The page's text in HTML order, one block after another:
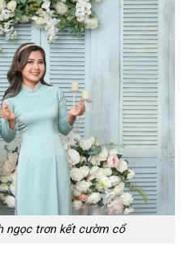
ngọc trơn kết cườm cổ